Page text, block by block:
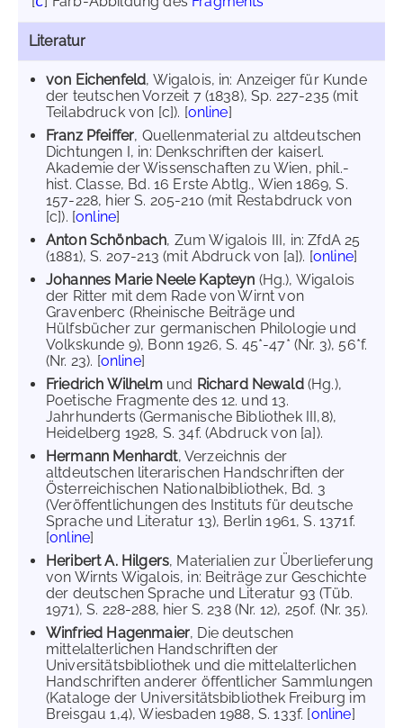
Literatur
von Eichenfeld, Wigalois, in: Anzeiger für Kunde
der teutschen Vorzeit 7 (1838), Sp. 227-235 (mit
Teilabdruck von [c]). [online]
Franz Pfeiffer, Quellenmaterial zu altdeutschen
Dichtungen I, in: Denkschriften der kaiserl.
Akademie der Wissenschaften zu Wien, phil.-
hist. Classe, Bd. 16 Erste Abtlg., Wien 1869, S.
157-228, hier S. 205-210 (mit Restabdruck von
[c]). [online]
Anton Schönbach, Zum Wigalois III, in: ZfdA 25
(1881), S. 207-213 (mit Abdruck von [a]). [online]
Johannes Marie Neele Kapteyn (Hg.), Wigalois
der Ritter mit dem Rade von Wirnt von
Gravenberc (Rheinische Beiträge und
Hülfsbücher zur germanischen Philologie und
Volkskunde 9), Bonn 1926, S. 45*-47* (Nr. 3), 56*f.
(Nr. 23). [online]
Friedrich Wilhelmund Richard Newald (Hg.),
Poetische Fragmente des 12. und 13.
Jahrhunderts (Germanische Bibliothek III,8),
Heidelberg 1928, S. 34f. (Abdruck von [a]).
Hermann Menhardt, Verzeichnis der
altdeutschen literarischen Handschriften der
Österreichischen Nationalbibliothek, Bd. 3
(Veröffentlichungen des Instituts für deutsche
Sprache und Literatur 13), Berlin 1961, S. 1371f.
[online]
Heribert A. Hilgers, Materialien zur Überlieferung
von Wirnts Wigalois, in: Beiträge zur Geschichte
der deutschen Sprache und Literatur 93 (Tüb.
1971), S. 228-288, hier S. 238 (Nr. 12), 250f. (Nr. 35).
Winfried Hagenmaier, Die deutschen
mittelalterlichen Handschriften der
Universitätsbibliothek und die mittelalterlichen
Handschriften anderer öffentlicher Sammlungen
(Kataloge der Universitätsbibliothek Freiburg im
Breisgau 1,4), Wiesbaden 1988, S. 133f. [online]